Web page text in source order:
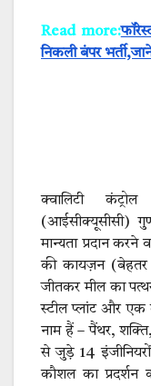
Read more:
निकली बंपर
क्वालिटी
(आईसीक्यूसीसी)
मान्यता प्रदान करने
की कायज़न (बेहतर
जीतकर मील का
स्टील प्लांट और
नाम हैं – पैंथर,
से जुड़े 14
कौशल का प्रदर्शन